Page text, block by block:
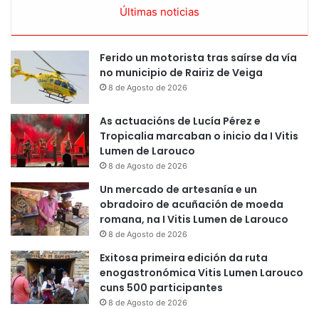
Últimas noticias
Ferido un motorista tras saírse da vía
no municipio de Rairiz de Veiga
8 de Agosto de 2026
As actuacións de Lucía Pérez e
Tropicalia marcaban o inicio da I Vitis
Lumen de Larouco
8 de Agosto de 2026
Un mercado de artesanía e un
obradoiro de acuñación de moeda
romana, na I Vitis Lumen de Larouco
8 de Agosto de 2026
Exitosa primeira edición da ruta
enogastronómica Vitis Lumen Larouco
cuns 500 participantes
8 de Agosto de 2026